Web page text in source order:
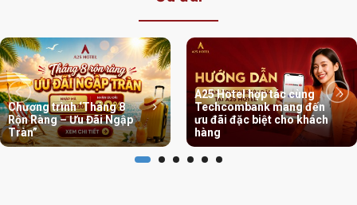
Chương trình ‘Tháng 8
Rộn Ràng – Ưu Đãi Ngập
Tràn”
A25 Hotel hợp tác cùng
Techcombank mang đến
ưu đãi đặc biệt cho khách
hàng